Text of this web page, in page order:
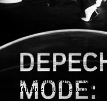
irányítószámot vagy a város
kattintva tudod azt